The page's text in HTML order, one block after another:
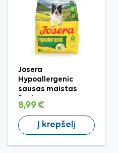
Josera
Hypoallergenic
sausas maistas
8,99 €
Į krepšelį